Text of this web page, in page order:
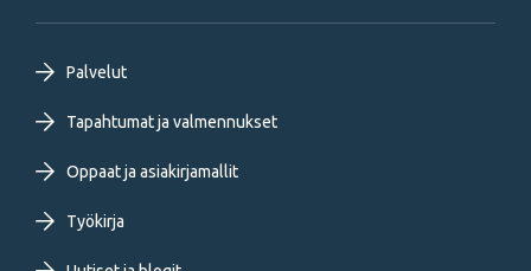
Footer
primary
menu
FI
Palvelut
Tapahtumat ja valmennukset
Oppaat ja asiakirjamallit
Työkirja